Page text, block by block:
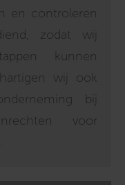
en controleren
zodat wij
kunnen
wij ook
bij
voor